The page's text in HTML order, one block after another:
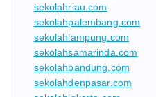
sekolahriau.com
sekolahpalembang.com
sekolahlampung.com
sekolahsamarinda.com
sekolahbandung.com
sekolahdenpasar.com